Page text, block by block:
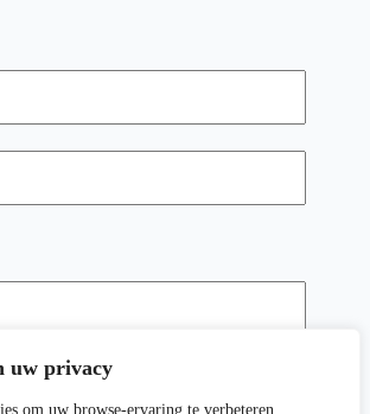
uw privacy
om uw browse-ervaring te verbeteren,